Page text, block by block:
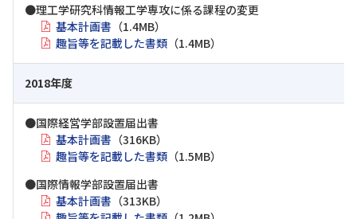
●理工学研究科情報工学専攻に係る課程の変更
基本計画書 （1.4MB）
趣旨等を記載した書類 （1.4MB）
2018年度
●国際経営学部設置届出書
基本計画書 （316KB）
趣旨等を記載した書類 （1.5MB）
●国際情報学部設置届出書
基本計画書 （313KB）